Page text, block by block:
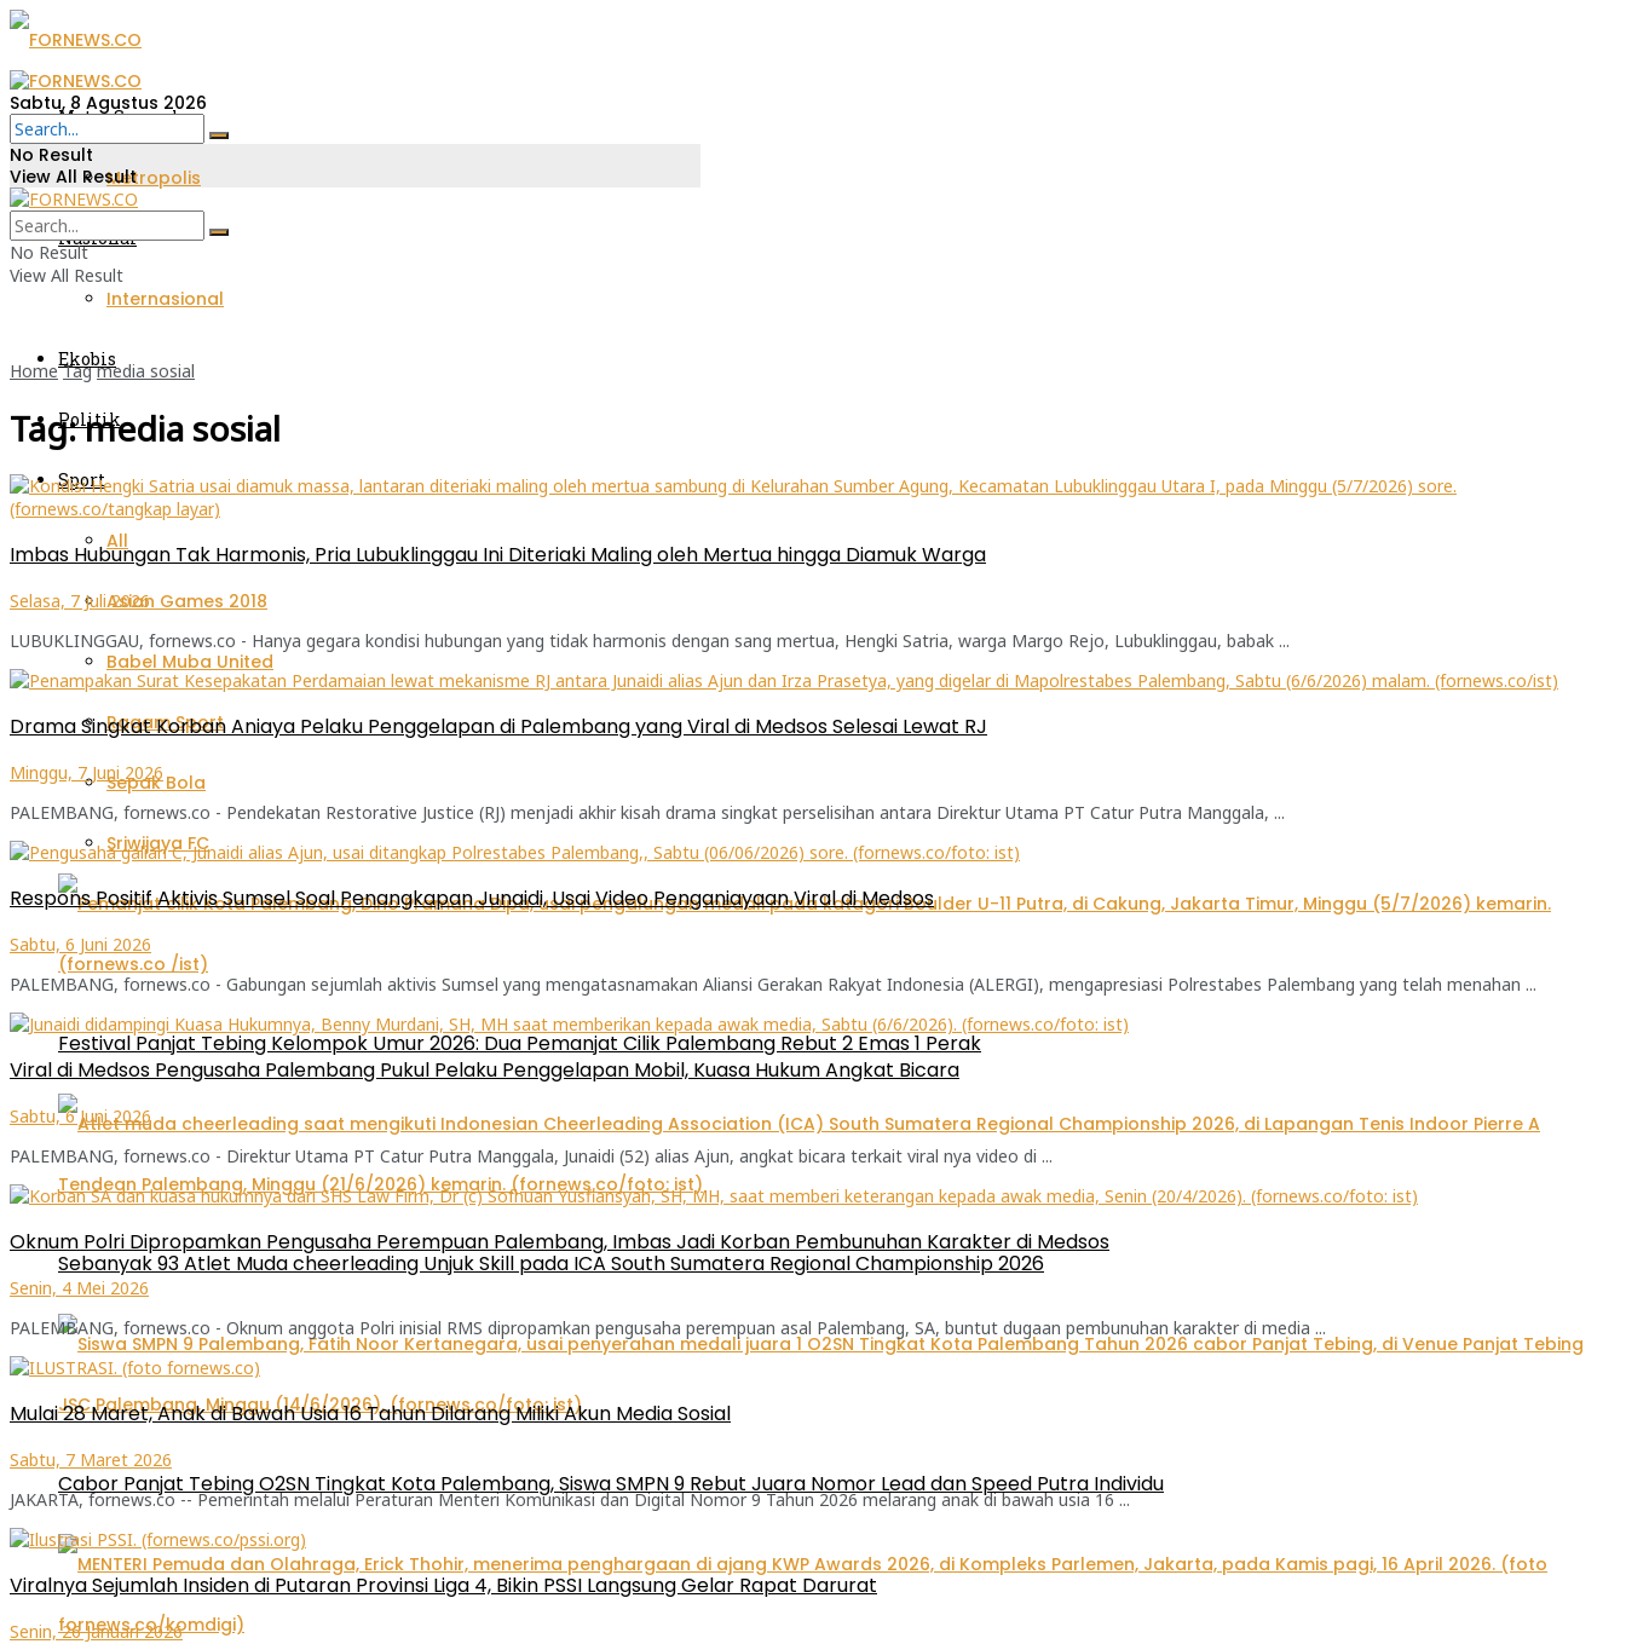
Metro Sumsel
Metropolis
Nasional
Internasional
Ekobis
Politik
Sport
All
Asian Games 2018
Babel Muba United
Ragam Sport
Sepak Bola
Sriwijaya FC
Festival Panjat Tebing Kelompok Umur 2026: Dua Pemanjat Cilik Palembang Rebut 2 Emas 1 Perak
Sebanyak 93 Atlet Muda cheerleading Unjuk Skill pada ICA South Sumatera Regional Championship 2026
Cabor Panjat Tebing O2SN Tingkat Kota Palembang, Siswa SMPN 9 Rebut Juara Nomor Lead dan Speed Putra Individu
Sabtu, 8 Agustus 2026
No Result
View All Result
No Result
View All Result
Home Tag media sosial
Tag:media sosial
Imbas Hubungan Tak Harmonis, Pria Lubuklinggau Ini Diteriaki Maling oleh Mertua hingga Diamuk Warga
Selasa, 7 Juli 2026
LUBUKLINGGAU, fornews.co - Hanya gegara kondisi hubungan yang tidak harmonis dengan sang mertua, Hengki Satria, warga Margo Rejo, Lubuklinggau, babak ...
Drama Singkat Korban Aniaya Pelaku Penggelapan di Palembang yang Viral di Medsos Selesai Lewat RJ
Minggu, 7 Juni 2026
PALEMBANG, fornews.co - Pendekatan Restorative Justice (RJ) menjadi akhir kisah drama singkat perselisihan antara Direktur Utama PT Catur Putra Manggala, ...
Respons Positif Aktivis Sumsel Soal Penangkapan Junaidi, Usai Video Penganiayaan Viral di Medsos
Sabtu, 6 Juni 2026
PALEMBANG, fornews.co - Gabungan sejumlah aktivis Sumsel yang mengatasnamakan Aliansi Gerakan Rakyat Indonesia (ALERGI), mengapresiasi Polrestabes Palembang yang telah menahan ...
Viral di Medsos Pengusaha Palembang Pukul Pelaku Penggelapan Mobil, Kuasa Hukum Angkat Bicara
Sabtu, 6 Juni 2026
PALEMBANG, fornews.co - Direktur Utama PT Catur Putra Manggala, Junaidi (52) alias Ajun, angkat bicara terkait viral nya video di ...
Oknum Polri Dipropamkan Pengusaha Perempuan Palembang, Imbas Jadi Korban Pembunuhan Karakter di Medsos
Senin, 4 Mei 2026
PALEMBANG, fornews.co - Oknum anggota Polri inisial RMS dipropamkan pengusaha perempuan asal Palembang, SA, buntut dugaan pembunuhan karakter di media ...
Mulai 28 Maret, Anak di Bawah Usia 16 Tahun Dilarang Miliki Akun Media Sosial
Sabtu, 7 Maret 2026
JAKARTA, fornews.co -- Pemerintah melalui Peraturan Menteri Komunikasi dan Digital Nomor 9 Tahun 2026 melarang anak di bawah usia 16 ...
Viralnya Sejumlah Insiden di Putaran Provinsi Liga 4, Bikin PSSI Langsung Gelar Rapat Darurat
Senin, 26 Januari 2026